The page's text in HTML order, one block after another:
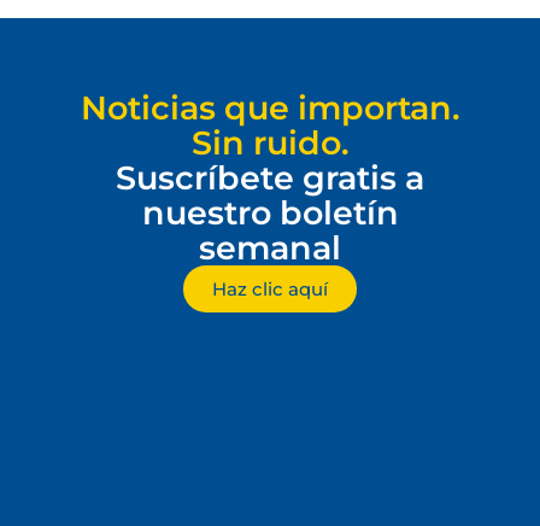
Noticias que importan.
Sin ruido.
Suscríbete gratis a
nuestro boletín
semanal
Haz clic aquí